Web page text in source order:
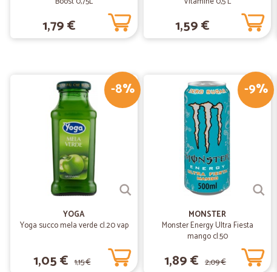
1,79 € 1,59 €
-8%
YOGA
Yoga succo mela verde cl.20 vap
1,05 € 1,15 €
-9%
MONSTER
Monster Energy Ultra Fiesta
mango cl.50
1,89 € 2,09 €